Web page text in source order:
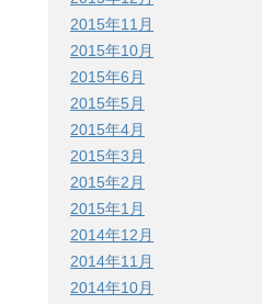
2015年11月
2015年10月
2015年6月
2015年5月
2015年4月
2015年3月
2015年2月
2015年1月
2014年12月
2014年11月
2014年10月